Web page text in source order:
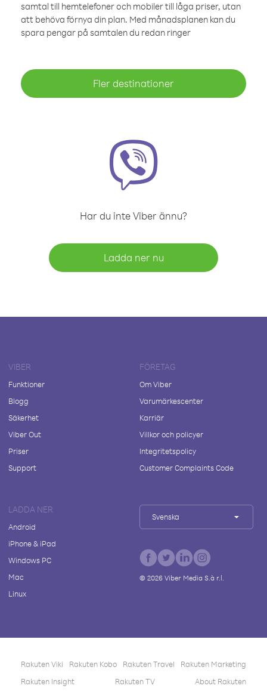
samtal till hemtelefoner och mobiler till låga priser, utan
att behöva förnya din plan. Med månadsplanen kan du
spara pengar på samtalen du redan ringer
Fler destinationer
Har du inte Viber ännu?
Ladda ner nu
VIBER
Funktioner
Blogg
Säkerhet
Viber Out
Priser
Support
FÖRETAG
Om Viber
Varumärkescenter
Karriär
Villkor och policyer
Integritetspolicy
Customer Complaints Code
LADDA NER
Android
iPhone & iPad
Windows PC
Mac
Linux
Svenska
© 2026Viber Media S.à r.l.
Rakuten Viki Rakuten Kobo Rakuten Travel
Rakuten Marketing
Rakuten Insight
Rakuten TV About Rakuten